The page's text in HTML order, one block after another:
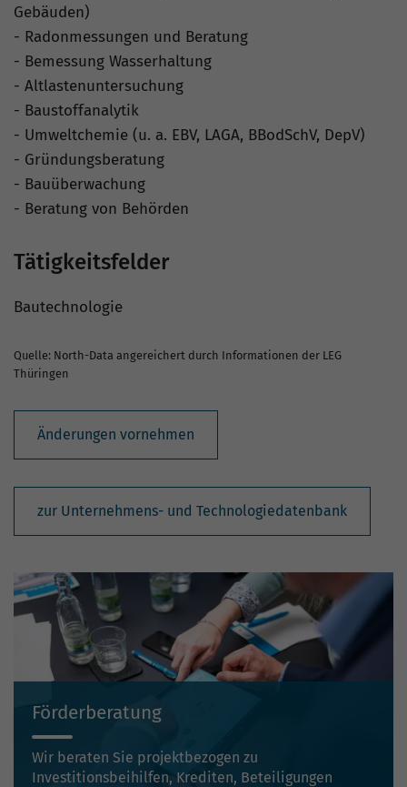
Gebäuden)
- Radonmessungen und Beratung
- Bemessung Wasserhaltung
- Altlastenuntersuchung
- Baustoffanalytik
- Umweltchemie (u. a. EBV, LAGA, BBodSchV, DepV)
- Gründungsberatung
- Bauüberwachung
- Beratung von Behörden
Tätigkeitsfelder
Bautechnologie
Quelle: North-Data angereichert durch Informationen der LEG
Thüringen
Änderungen vornehmen
zur Unternehmens- und Technologiedatenbank
Förderberatung
Wir beraten Sie projektbezogen zu
Investitionsbeihilfen, Krediten, Beteiligungen